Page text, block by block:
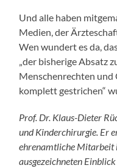
Und alle haben
Medien, der
Wen wundert es da,
„der bisherige Absatz
Menschenrechten
komplett gestrichen“
Prof. Dr. Klaus-Dieter
und Kinderchirurgie. Er
ehrenamtliche Mitarbeit
ausgezeichneten